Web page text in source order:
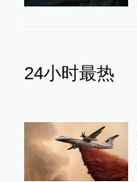
24小时最热